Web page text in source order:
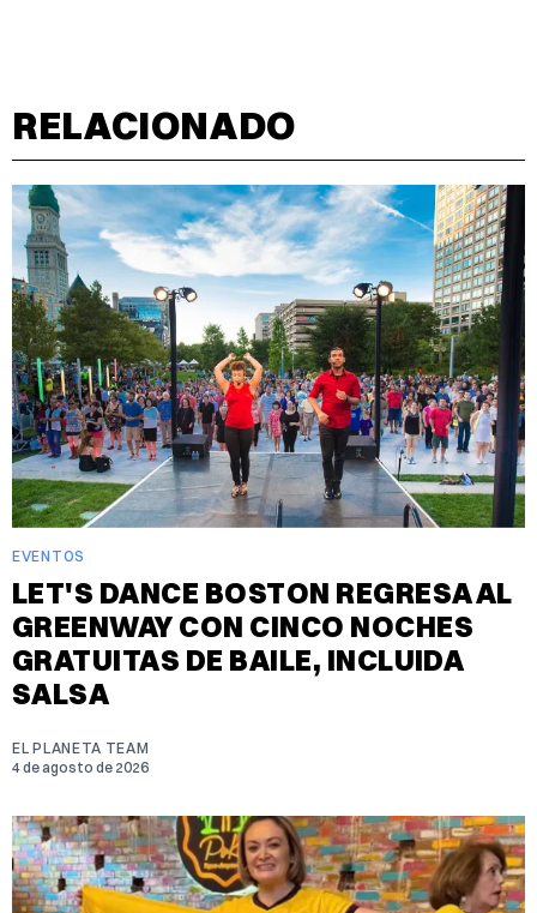
RELACIONADO
EVENTOS
LET'S DANCE BOSTON REGRESA AL
GREENWAY CON CINCO NOCHES
GRATUITAS DE BAILE, INCLUIDA
SALSA
EL PLANETA TEAM
4 de agosto de 2026